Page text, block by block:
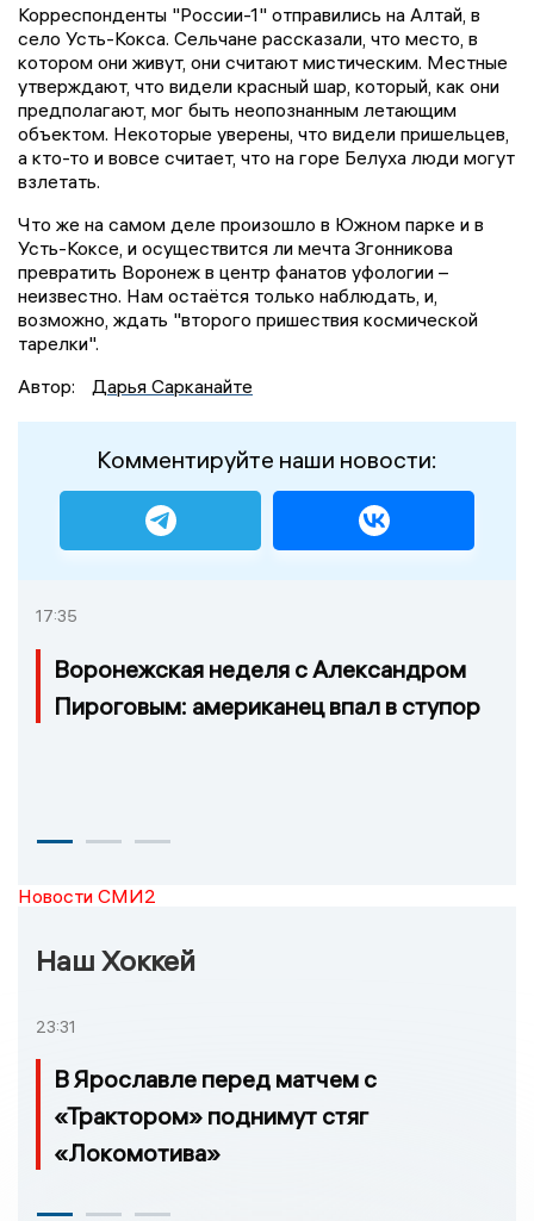
Корреспонденты "России-1" отправились на Алтай, в
село Усть-Кокса. Сельчане рассказали, что место, в
котором они живут, они считают мистическим. Местные
утверждают, что видели красный шар, который, как они
предполагают, мог быть неопознанным летающим
объектом. Некоторые уверены, что видели пришельцев,
а кто-то и вовсе считает, что на горе Белуха люди могут
взлетать.
Что же на самом деле произошло в Южном парке и в
Усть-Коксе, и осуществится ли мечта Згонникова
превратить Воронеж в центр фанатов уфологии –
неизвестно. Нам остаётся только наблюдать, и,
возможно, ждать "второго пришествия космической
тарелки".
Автор:
Дарья Сарканайте
Комментируйте наши новости:
17:35
Воронежская неделя с Александром
Пироговым: американец впал в ступор
Новости СМИ2
Наш Хоккей
23:31
В Ярославле перед матчем с
«Трактором» поднимут стяг
«Локомотива»